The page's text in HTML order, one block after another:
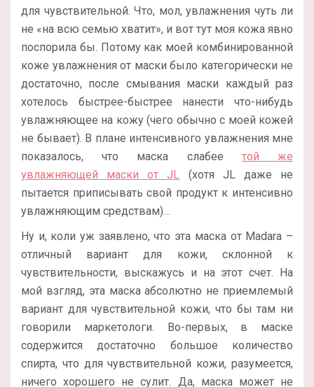
для чувствительной. Что, мол, увлажнения чуть ли
не «на всю семью хватит», и вот тут моя кожа явно
поспорила бы. Потому как моей комбинированной
коже увлажнения от маски было категорически не
достаточно, после смывания маски каждый раз
хотелось быстрее-быстрее нанести что-нибудь
увлажняющее на кожу (чего обычно с моей кожей
не бывает). В плане интенсивного увлажнения мне
показалось, что маска слабее той же
увлажняющей маски от JL (хотя JL даже не
пытается приписывать свой продукт к интенсивно
увлажняющим средствам)…
Ну и, коли уж заявлено, что эта маска от Madara –
отличный вариант для кожи, склонной к
чувствительности, выскажусь и на этот счет. На
мой взгляд, эта маска абсолютно не приемлемый
вариант для чувствительной кожи, что бы там ни
говорили маркетологи. Во-первых, в маске
содержится достаточно большое количество
спирта, что для чувствительной кожи, разумеется,
ничего хорошего не сулит. Да, маска может не